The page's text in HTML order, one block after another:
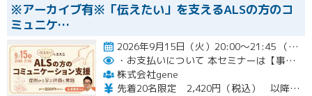
※アーカイブ有※「伝えたい」を支えるALSの方のコ
ミュニケ…
2026年9月15日（火）20:00～21:45 （受付開始時間 19:45）開催
・お支払いについて 本セミナーは【事前支払い（クレジットカード・銀行振込）】です。
株式会社gene
先着20名限定 2,420円（税込） 以降3,000円（税込） ※お支払い方法：クレジットカード・銀行振込 【キャンセルについて】 決済後はいかなる理由でも返金はいたしませんのでご了承ください。 受講料をお支払いいただいた方には、後日アーカイブの視聴URLをお送りいたします。